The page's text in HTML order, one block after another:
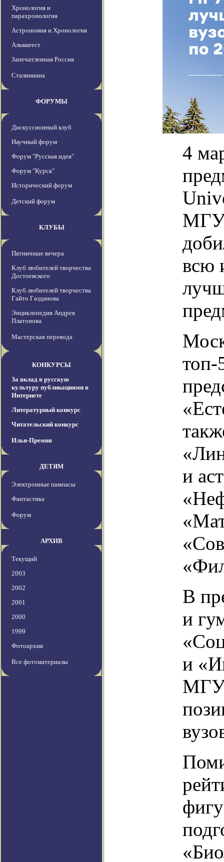
Хронология и
парахронология
Астрономия и Хронология
Альмагест
Запечатленная Россия
Сталиниана
ФОРУМЫ
Дискуссионный клуб
Научный форум
Форум "Русская идея"
Форум "Курск"
Исторический форум
Детский форум
КЛУБЫ
Пятничные вечера
Клуб любителей творчества
Достоевского
Клуб любителей творчества
Гайто Газданова
Энциклопедия Андрея
Платонова
Мастерская перевода
КОНКУРСЫ
За вклад в русскую
культуру публикациями в
Интернете
Литературный конкурс
Читательский конкурс
Илья-Премия
ДЕТЯМ
Электронные пампасы
Фантастика
Форум
АРХИВ
Текущий
2003
2002
2001
2000
1999
Фотоархив
Все фотоматериалы
4
МГУ
всю
топ-
и
В
и
и
МГУ